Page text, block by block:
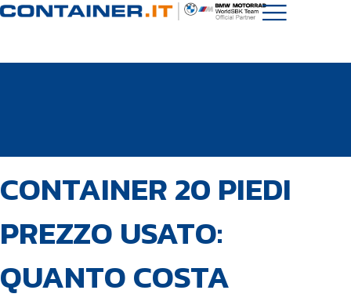
IN:
CONTAINER 20 PIEDI
PREZZO USATO:
QUANTO COSTA
il: